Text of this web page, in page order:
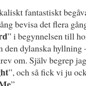
fantastiskt
bevisa det flera
” i begynnelsen till
den dylanska hyllning
om. Själv begrep
”, och så fick vi ju